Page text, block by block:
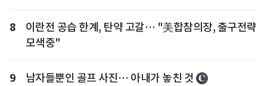
8
이란전 공습 한계, 탄약 고갈… "美합참의장, 출구전략
모색중"
9 남자들뿐인 골프 사진… 아내가 놓친 것